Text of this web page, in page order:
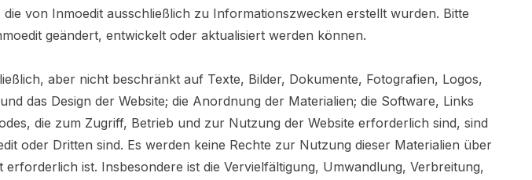
von Inmoedit ausschließlich zu Informationszwecken erstellt wurden. Bitte
geändert, entwickelt oder aktualisiert werden können.
aber nicht beschränkt auf Texte, Bilder, Dokumente, Fotografien, Logos,
das Design der Website; die Anordnung der Materialien; die Software, Links
die zum Zugriff, Betrieb und zur Nutzung der Website erforderlich sind, sind
oder Dritten sind. Es werden keine Rechte zur Nutzung dieser Materialien über
ist. Insbesondere ist die Vervielfältigung, Umwandlung, Verbreitung,